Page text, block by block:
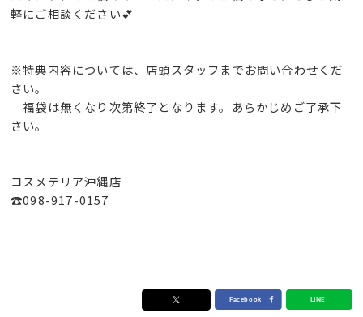
軽にご相談ください💕
※特典内容については、店頭スタッフまでお問い合わせくだ
さい。
福袋は無くなり次第終了となります。あらかじめご了承下
さい。
コスメテリア沖縄店
☎098-917-0157